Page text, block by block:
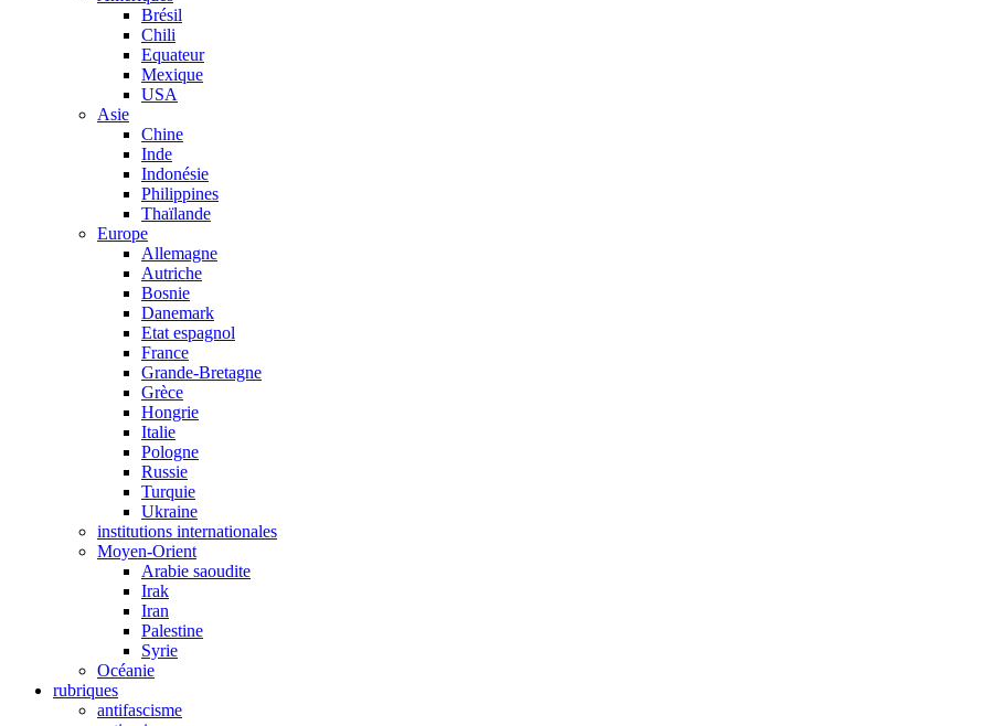
Brésil
Chili
Equateur
Mexique
USA
Asie
Chine
Inde
Indonésie
Philippines
Thaïlande
Europe
Allemagne
Autriche
Bosnie
Danemark
Etat espagnol
France
Grande-Bretagne
Grèce
Hongrie
Italie
Pologne
Russie
Turquie
Ukraine
institutions internationales
Moyen-Orient
Arabie saoudite
Irak
Iran
Palestine
Syrie
Océanie
rubriques
antifascisme